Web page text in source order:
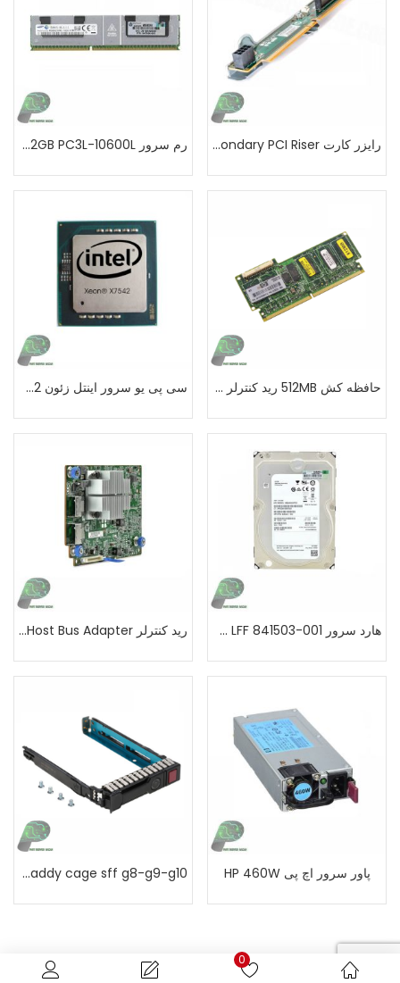
0
رایزر کارت HPE DL360 Gen9 Secondary PCI Riser رم سرور HP 32GB PC3L-10600L
حافظه کش 512MB رید کنترلر سرور اچ پی G7 سی پی یو سرور اینتل زئون X7542
هارد سرور HP 4TB 7.2k SAS 6G LFF 841503-001 رید کنترلر HPE H240ar Smart Host Bus Adapter
پاور سرور اچ پی HP 460W HP hard tray caddy cage sff g8-g9-g10